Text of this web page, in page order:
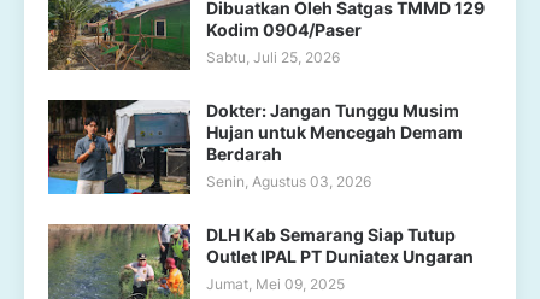
Dibuatkan Oleh Satgas TMMD 129
Kodim 0904/Paser
Sabtu, Juli 25, 2026
Dokter: Jangan Tunggu Musim
Hujan untuk Mencegah Demam
Berdarah
Senin, Agustus 03, 2026
DLH Kab Semarang Siap Tutup
Outlet IPAL PT Duniatex Ungaran
Jumat, Mei 09, 2025